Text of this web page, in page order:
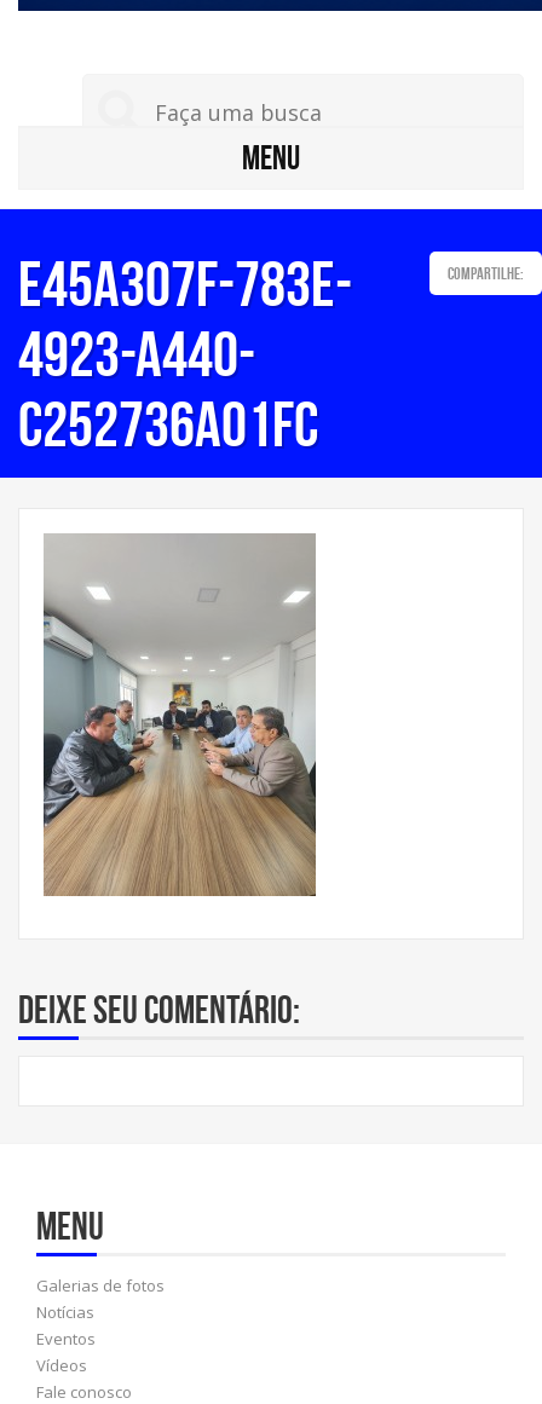
MENU
e45a307f-783e-
4923-a440-
c252736a01fc
Compartilhe:
Deixe seu comentário:
Menu
Galerias de fotos
Notícias
Eventos
Vídeos
Fale conosco